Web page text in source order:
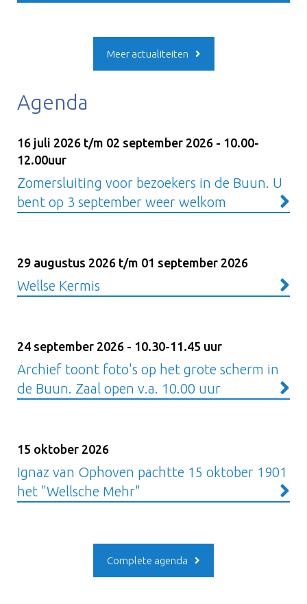
Meer actualiteiten
Agenda
16 juli 2026 t/m 02 september 2026 - 10.00-
12.00uur
Zomersluiting voor bezoekers in de Buun. U
bent op 3 september weer welkom
29 augustus 2026 t/m 01 september 2026
Wellse Kermis
24 september 2026 - 10.30-11.45 uur
Archief toont foto's op het grote scherm in
de Buun. Zaal open v.a. 10.00 uur
15 oktober 2026
Ignaz van Ophoven pachtte 15 oktober 1901
het "Wellsche Mehr"
Complete agenda